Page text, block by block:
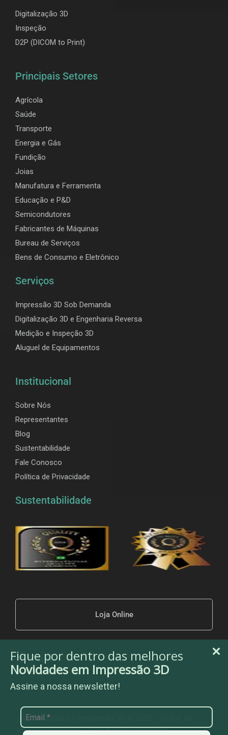
Fique por dentro das melhores
Novidades em Impressão 3D
Assine a nossa newsletter!
Digitalização 3D
Inspeção
D2P (DICOM to Print)
Principais Setores
Agrícola
Saúde
Transporte
Energia e Gás
Fundição
Joias
Manufatura e Ferramenta
Educação e P&D
Semicondutores
Fabricantes de Máquinas
Bureau de Serviços
Bens de Consumo e Eletrônico
Serviços
Impressão 3D Sob Demanda
Digitalização 3D e Engenharia Reversa
Medição e Inspeção 3D
Aluguel de Equipamentos
Institucional
Sobre Nós
Representantes
Blog
Sustentabilidade
Fale Conosco
Política de Privacidade
Sustentabilidade
Loja Online
3be Soluções em Impressão 3D © 2025 – Todos os
direitos reservados – PorAgência Temperim